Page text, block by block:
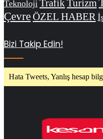
Teknoloji Trafik Turizm
ÇevreÖZEL HABER
Bizi Takip Edin!
Hata Tweets, Yanlış hesap